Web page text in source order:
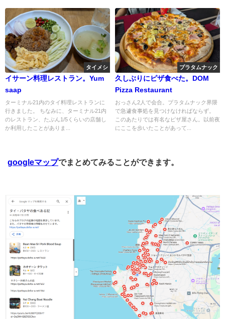
タイメシ
イサーン料理レストラン。Yum
saap
ターミナル21内のタイ料理レストランに
行きました。 ちなみに、ターミナル21内
のレストラン、たぶん1/5くらいの店舗し
か利用したことがありま...
プラタムナック
久しぶりにピザ食べた。DOM
Pizza Restaurant
おっさん2人で会合。プラタムナック界隈
で急遽食事処を見つけなければならず。
このあたりでは有名なピザ屋さん。以前夜
にここを歩いたことがあって...
googleマップでまとめてみることができます。